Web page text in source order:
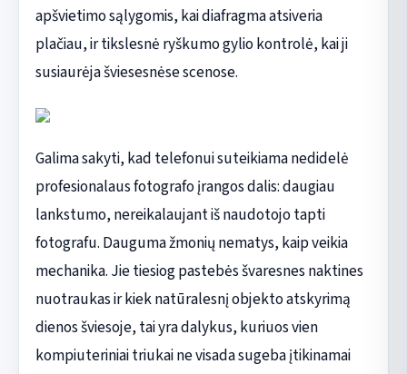
apšvietimo sąlygomis, kai diafragma atsiveria
plačiau, ir tikslesnė ryškumo gylio kontrolė, kai ji
susiaurėja šviesesnėse scenose.
Galima sakyti, kad telefonui suteikiama nedidelė
profesionalaus fotografo įrangos dalis: daugiau
lankstumo, nereikalaujant iš naudotojo tapti
fotografu. Dauguma žmonių nematys, kaip veikia
mechanika. Jie tiesiog pastebės švaresnes naktines
nuotraukas ir kiek natūralesnį objekto atskyrimą
dienos šviesoje, tai yra dalykus, kuriuos vien
kompiuteriniai triukai ne visada sugeba įtikinamai